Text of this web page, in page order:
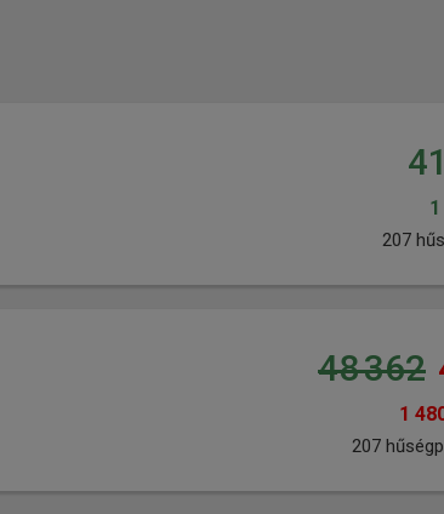
207
48 362
1
207